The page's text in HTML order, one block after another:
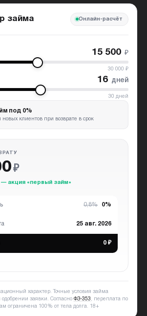
займа Онлайн-расчёт
15 500 ₽
30 000 ₽
16 дней
30 дней
под 0%
новых клиентов при возврате в срок
₽
— акция «первый займ»
0,8% 0%
25 авг. 2026
0 ₽
характер. Точные условия займа
заявки. Согласно ФЗ-353 , переплата по
ограничена 100% от тела долга.
18+